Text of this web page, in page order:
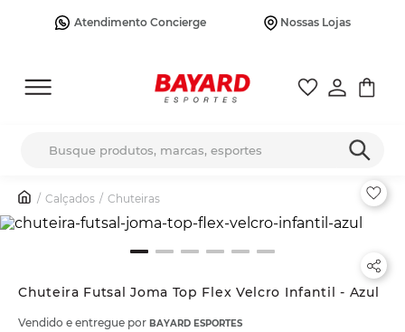
Atendimento Concierge Nossas Lojas
Calçados Chuteiras
Chuteira Futsal Joma Top Flex Velcro Infantil - Azul
Vendido e entregue por BAYARD ESPORTES